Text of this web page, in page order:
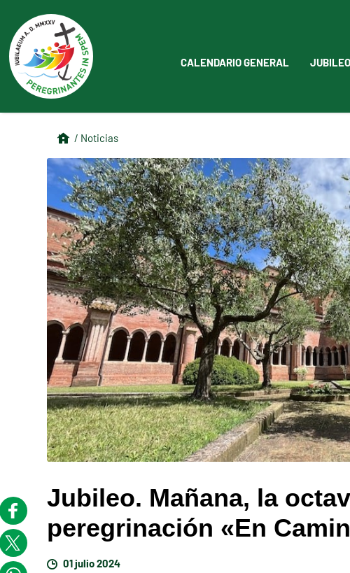
CALENDARIO GENERAL
/ Noticias
Jubileo. Mañana, la
peregrinación «En
01 julio 2024